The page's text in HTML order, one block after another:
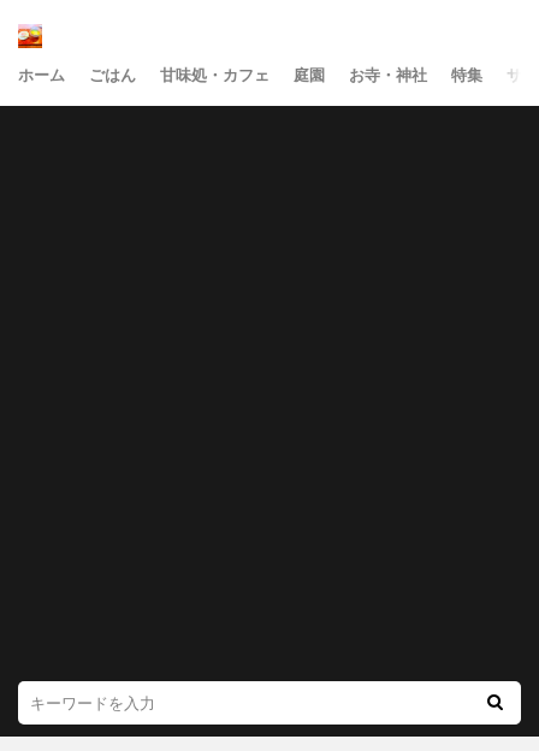
ホーム ごはん 甘味処・カフェ 庭園 お寺・神社 特集 サ